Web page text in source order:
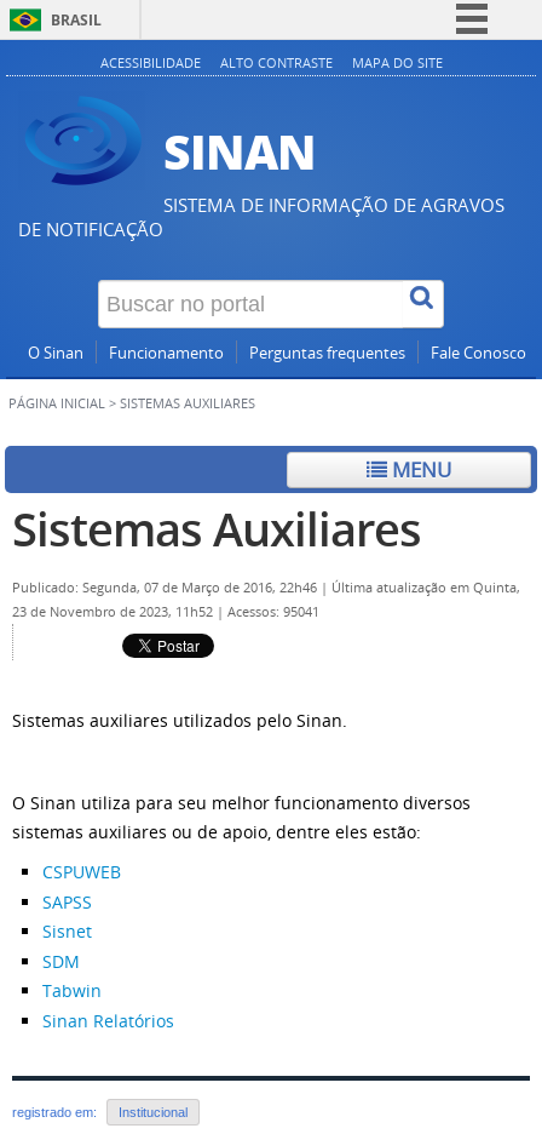
BRASIL
Simplifique!
Acesso à informação
Legislação
ACESSIBILIDADE ALTO CONTRASTE MAPA DO SITE
SINAN
SISTEMA DE INFORMAÇÃO DE AGRAVOS
DE NOTIFICAÇÃO
O Sinan Funcionamento Perguntas frequentes Fale Conosco
PÁGINA INICIAL > SISTEMAS AUXILIARES
MENU
Sistemas Auxiliares
Publicado: Segunda, 07 de Março de 2016, 22h46 | Última atualização em Quinta,
23 de Novembro de 2023, 11h52 | Acessos: 95041
Sistemas auxiliares utilizados pelo Sinan.
O Sinan utiliza para seu melhor funcionamento diversos
sistemas auxiliares ou de apoio, dentre eles estão:
CSPUWEB
SAPSS
Sisnet
SDM
Tabwin
Sinan Relatórios
registrado em: Institucional